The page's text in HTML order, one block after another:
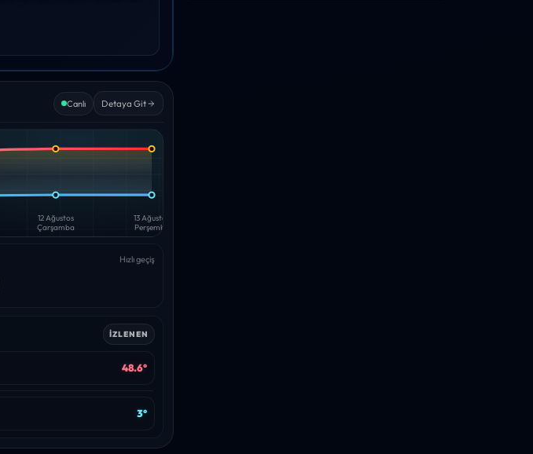
Canlı Detaya Git
12 Ağustos
Çarşamba
13 Ağustos
Perşembe
Hızlı geçiş
İZLENEN
48.6°
3°